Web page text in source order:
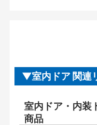
室内ドア 関連
室内ドア・内装
商品